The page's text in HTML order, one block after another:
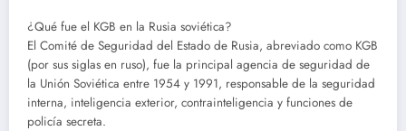
¿Qué fue el KGB en la Rusia soviética?
El Comité de Seguridad del Estado de Rusia, abreviado como KGB
(por sus siglas en ruso), fue la principal agencia de seguridad de
la Unión Soviética entre 1954 y 1991, responsable de la seguridad
interna, inteligencia exterior, contrainteligencia y funciones de
policía secreta.